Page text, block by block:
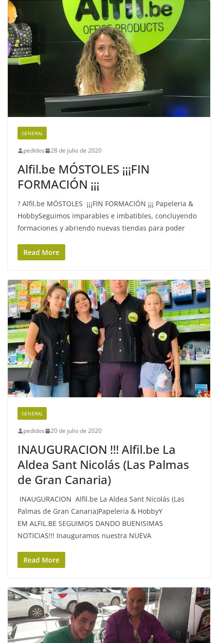
GENERAL
pedidos 28 de julio de 2020
Alfil.be MÓSTOLES ¡¡¡FIN
FORMACIÓN ¡¡¡
? Alfil.be MÓSTOLES ¡¡¡FIN FORMACIÓN ¡¡¡ Papeleria &
HobbySeguimos imparables e imbatibles, concluyendo
formaciones y abriendo nuevas tiendas para poder
Read More
GENERAL
pedidos 20 de julio de 2020
INAUGURACION !!! Alfil.be La
Aldea Sant Nicolás (Las Palmas
de Gran Canaria)
INAUGURACION Alfil.be La Aldea Sant Nicolás (Las
Palmas de Gran Canaria)Papeleria & HobbyY
EM ALFIL.BE SEGUIMOS DANDO BUENISIMAS
NOTICIAS!!! Inauguramos nuestra NUEVA
Read More